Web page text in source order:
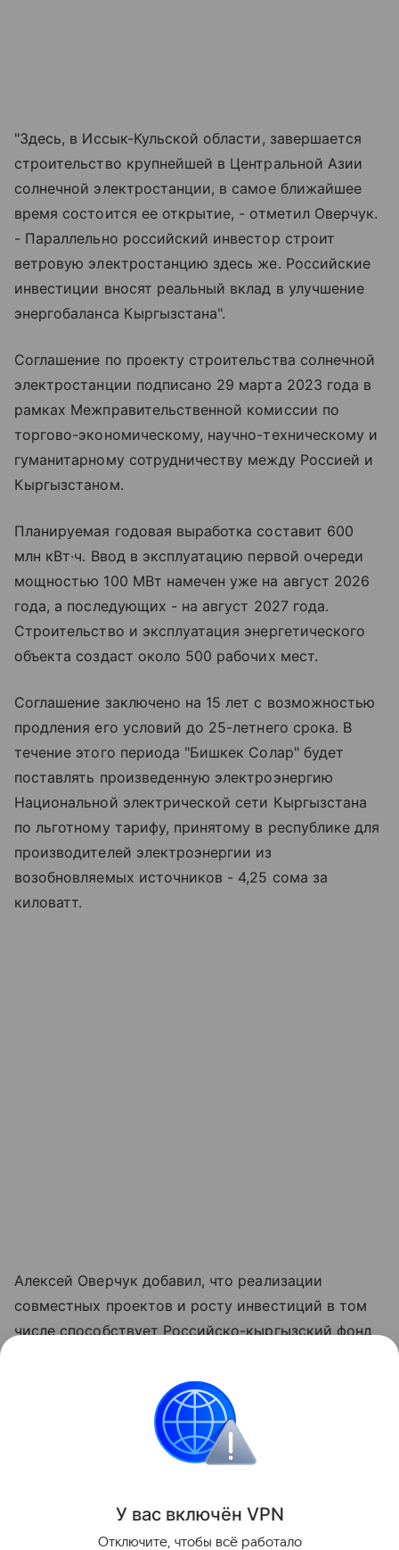
"Здесь, в Иссык-Кульской области, завершается
строительство крупнейшей в Центральной Азии
солнечной электростанции, в самое ближайшее
время состоится ее открытие, - отметил Оверчук.
- Параллельно российский инвестор строит
ветровую электростанцию здесь же. Российские
инвестиции вносят реальный вклад в улучшение
энергобаланса Кыргызстана".
Соглашение по проекту строительства солнечной
электростанции подписано 29 марта 2023 года в
рамках Межправительственной комиссии по
торгово-экономическому, научно-техническому и
гуманитарному сотрудничеству между Россией и
Кыргызстаном.
Планируемая годовая выработка составит 600
млн кВт·ч. Ввод в эксплуатацию первой очереди
мощностью 100 МВт намечен уже на август 2026
года, а последующих - на август 2027 года.
Строительство и эксплуатация энергетического
объекта создаст около 500 рабочих мест.
Соглашение заключено на 15 лет с возможностью
продления его условий до 25-летнего срока. В
течение этого периода "Бишкек Солар" будет
поставлять произведенную электроэнергию
Национальной электрической сети Кыргызстана
по льготному тарифу, принятому в республике для
производителей электроэнергии из
возобновляемых источников - 4,25 сома за
киловатт.
Алексей Оверчук добавил, что реализации
совместных проектов и росту инвестиций в том
числе способствует Российско-кыргызский фонд
укрепления двусторонних связей.
"Реализовано около четырех тысяч проектов во
всех регионах республики", - отметил он.
Поделиться
У вас включён VPN
Отключите, чтобы всё работало